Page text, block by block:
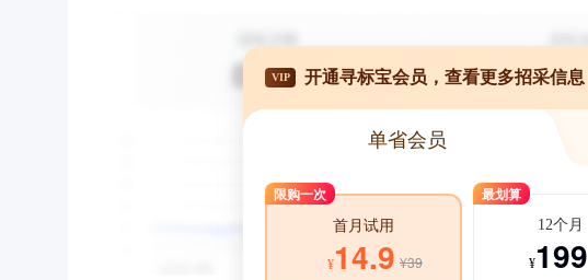
VIP 开通寻标宝会员，查看更多招采信息
单省会员
限购一次
首月试用
¥14.9 ¥39
最划算
12个月
¥199